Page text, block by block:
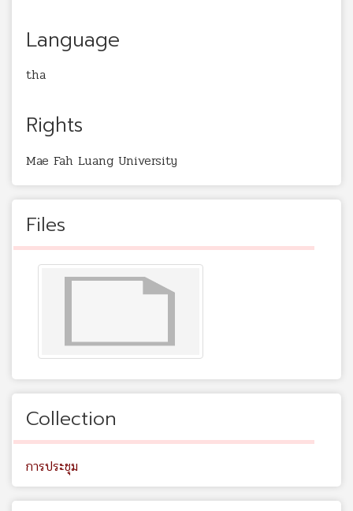
Language
tha
Rights
Mae Fah Luang University
Files
Collection
การประชุม